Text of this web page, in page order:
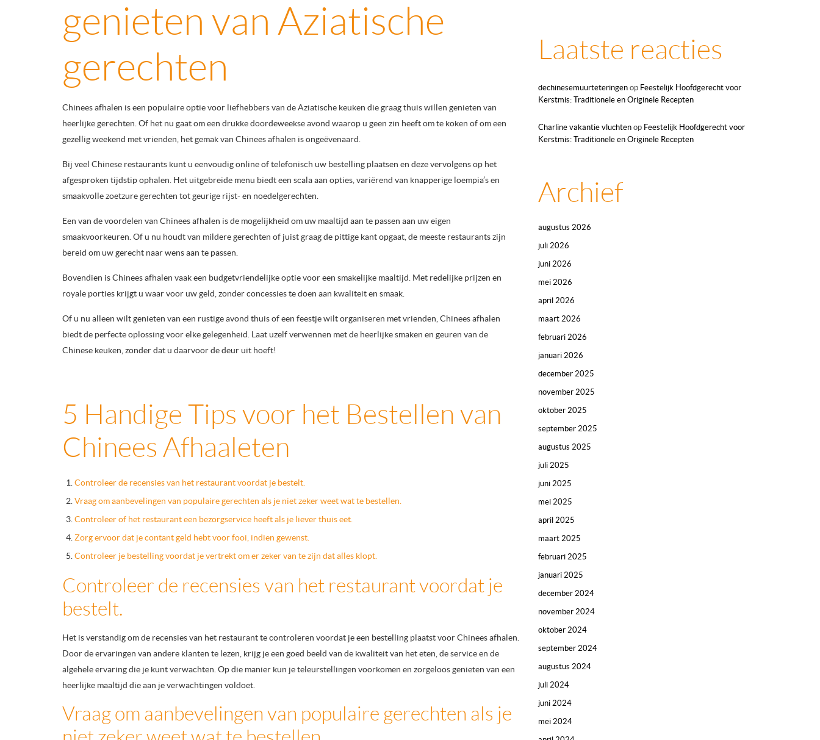
genieten van Aziatische
gerechten
Chinees afhalen is een populaire optie voor liefhebbers van de Aziatische keuken die graag thuis willen genieten van
heerlijke gerechten. Of het nu gaat om een drukke doordeweekse avond waarop u geen zin heeft om te koken of om een
gezellig weekend met vrienden, het gemak van Chinees afhalen is ongeëvenaard.
Bij veel Chinese restaurants kunt u eenvoudig online of telefonisch uw bestelling plaatsen en deze vervolgens op het
afgesproken tijdstip ophalen. Het uitgebreide menu biedt een scala aan opties, variërend van knapperige loempia’s en
smaakvolle zoetzure gerechten tot geurige rijst- en noedelgerechten.
Een van de voordelen van Chinees afhalen is de mogelijkheid om uw maaltijd aan te passen aan uw eigen
smaakvoorkeuren. Of u nu houdt van mildere gerechten of juist graag de pittige kant opgaat, de meeste restaurants zijn
bereid om uw gerecht naar wens aan te passen.
Bovendien is Chinees afhalen vaak een budgetvriendelijke optie voor een smakelijke maaltijd. Met redelijke prijzen en
royale porties krijgt u waar voor uw geld, zonder concessies te doen aan kwaliteit en smaak.
Of u nu alleen wilt genieten van een rustige avond thuis of een feestje wilt organiseren met vrienden, Chinees afhalen
biedt de perfecte oplossing voor elke gelegenheid. Laat uzelf verwennen met de heerlijke smaken en geuren van de
Chinese keuken, zonder dat u daarvoor de deur uit hoeft!
5 Handige Tips voor het Bestellen van
Chinees Afhaaleten
Controleer de recensies van het restaurant voordat je bestelt.
Vraag om aanbevelingen van populaire gerechten als je niet zeker weet wat te bestellen.
Controleer of het restaurant een bezorgservice heeft als je liever thuis eet.
Zorg ervoor dat je contant geld hebt voor fooi, indien gewenst.
Controleer je bestelling voordat je vertrekt om er zeker van te zijn dat alles klopt.
Controleer de recensies van het restaurant voordat je
bestelt.
Het is verstandig om de recensies van het restaurant te controleren voordat je een bestelling plaatst voor Chinees afhalen.
Door de ervaringen van andere klanten te lezen, krijg je een goed beeld van de kwaliteit van het eten, de service en de
algehele ervaring die je kunt verwachten. Op die manier kun je teleurstellingen voorkomen en zorgeloos genieten van een
heerlijke maaltijd die aan je verwachtingen voldoet.
Vraag om aanbevelingen van populaire gerechten als je
Laatste reacties
dechinesemuurteteringen op Feestelijk Hoofdgerecht voor
Kerstmis: Traditionele en Originele Recepten
Charline vakantie vluchten op Feestelijk Hoofdgerecht voor
Kerstmis: Traditionele en Originele Recepten
Archief
augustus 2026
juli 2026
juni 2026
mei 2026
april 2026
maart 2026
februari 2026
januari 2026
december 2025
november 2025
oktober 2025
september 2025
augustus 2025
juli 2025
juni 2025
mei 2025
april 2025
maart 2025
februari 2025
januari 2025
december 2024
november 2024
oktober 2024
september 2024
augustus 2024
juli 2024
juni 2024
mei 2024